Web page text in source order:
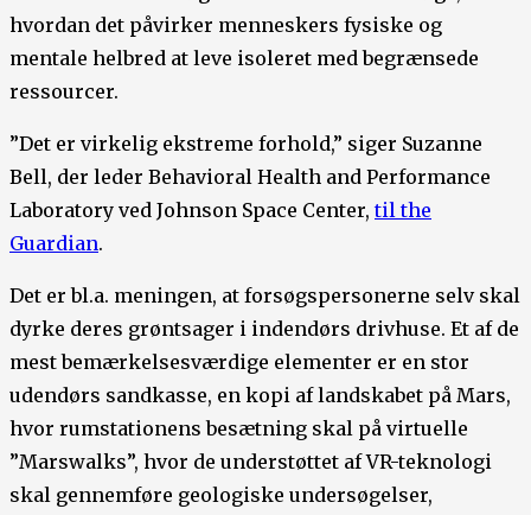
hvordan det påvirker menneskers fysiske og
mentale helbred at leve isoleret med begrænsede
ressourcer.
”Det er virkelig ekstreme forhold,” siger Suzanne
Bell, der leder Behavioral Health and Performance
Laboratory ved Johnson Space Center,til the
Guardian.
Det er bl.a. meningen, at forsøgspersonerne selv skal
dyrke deres grøntsager i indendørs drivhuse. Et af de
mest bemærkelsesværdige elementer er en stor
udendørs sandkasse, en kopi af landskabet på Mars,
hvor rumstationens besætning skal på virtuelle
”Marswalks”, hvor de understøttet af VR-teknologi
skal gennemføre geologiske undersøgelser,